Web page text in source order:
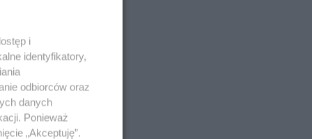
i
identyfikatory,
odbiorców oraz
danych
Ponieważ
„Akceptuję”.